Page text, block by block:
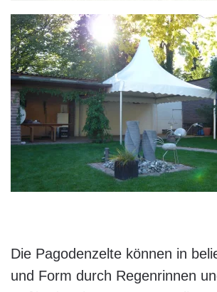
Die Pagodenzelte können in
und Form durch Regenrinnen